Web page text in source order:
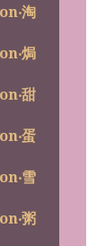
淘
焗
甜
蛋
雪
粥